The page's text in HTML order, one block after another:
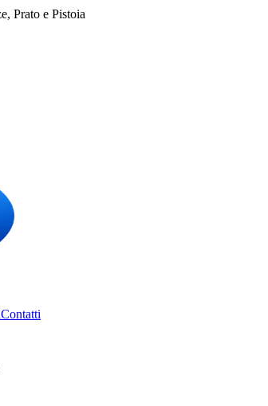
Prato e Pistoia
Contatti